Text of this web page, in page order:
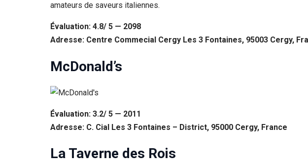
amateurs de saveurs italiennes.
Évaluation: 4.8/ 5 — 2098
Adresse: Centre Commecial Cergy Les 3 Fontaines, 95003 Cergy,
McDonald’s
Évaluation: 3.2/ 5 — 2011
Adresse: C. Cial Les 3 Fontaines – District, 95000 Cergy, France
La Taverne des Rois